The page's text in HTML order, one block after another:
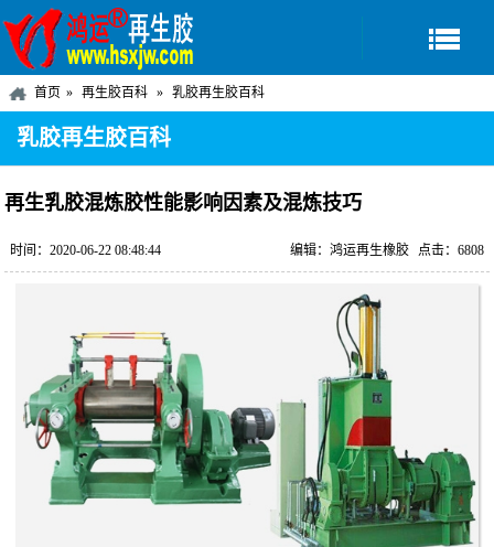
首页 再生胶百科 乳胶再生胶百科
乳胶再生胶百科
再生乳胶混炼胶性能影响因素及混炼技巧
时间：2020-06-22 08:48:44 点击：6808
编辑：鸿运再生橡胶